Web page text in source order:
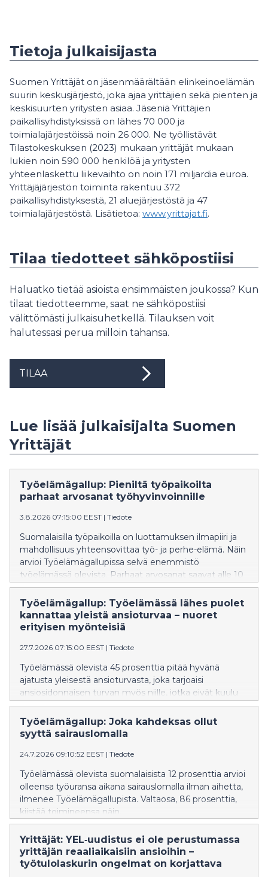
Tietoja julkaisijasta
Suomen Yrittäjät on jäsenmäärältään elinkeinoelämän
suurin keskusjärjestö, joka ajaa yrittäjien sekä pienten ja
keskisuurten yritysten asiaa. Jäseniä Yrittäjien
paikallisyhdistyksissä on lähes 70 000 ja
toimialajärjestöissä noin 26 000. Ne työllistävät
Tilastokeskuksen (2023) mukaan yrittäjät mukaan
lukien noin 590 000 henkilöä ja yritysten
yhteenlaskettu liikevaihto on noin 171 miljardia euroa.
Yrittäjäjärjestön toiminta rakentuu 372
paikallisyhdistyksestä, 21 aluejärjestöstä ja 47
toimialajärjestöstä. Lisätietoa: www.yrittajat.fi.
Tilaa tiedotteet sähköpostiisi
Haluatko tietää asioista ensimmäisten joukossa? Kun
tilaat tiedotteemme, saat ne sähköpostiisi
välittömästi julkaisuhetkellä. Tilauksen voit
halutessasi perua milloin tahansa.
TILAA
Lue lisää julkaisijalta Suomen
Yrittäjät
Työelämägallup: Pieniltä työpaikoilta
parhaat arvosanat työhyvinvoinnille
3.8.2026 07:15:00 EEST | Tiedote
Suomalaisilla työpaikoilla on luottamuksen ilmapiiri ja
mahdollisuus yhteensovittaa työ- ja perhe-elämä. Näin
arvioi Työelämägallupissa selvä enemmistö
työelämässä olevista. Parhaat arvosanat saavat alle 10
hengen työpaikat, joissa perhe-elämän
yhteensovittaminen, tasapuolisuus ja luottamus
arvioidaan korkeiksi. Hyvä työilmapiiri nousee
rahapalkkaa tärkeämmäksi työssä viihtymisen tekijäksi.
Työelämägallup: Työelämässä lähes puolet
kannattaa yleistä ansioturvaa – nuoret
erityisen myönteisiä
27.7.2026 07:15:00 EEST | Tiedote
Työelämässä olevista 45 prosenttia pitää hyvänä
ajatusta yleisestä ansioturvasta, joka tarjoaisi
ansiosidonnaisen turvan myös niille, jotka eivät kuulu
työttömyyskassoihin. ”Nykyinen malli kohtelee
erityisen huonosti hauraimmassa työmarkkina-
asemassa olevia, jotka ovat usein nuoria. Moni myös
väärää käsitystä välttämättä haluta laajalti edes
oikoa”, johtaja Atte Rytkönen-Sandberg Suomen
Yrittäjistä sanoo.
Työelämägallup: Joka kahdeksas ollut
syyttä sairauslomalla
24.7.2026 09:10:52 EEST | Tiedote
Työelämässä olevista suomalaisista 12 prosenttia arvioi
olleensa työuransa aikana sairauslomalla ilman aihetta,
ilmenee Työelämägallupista. Valtaosa, 86 prosenttia,
kiistää toimineensa näin.
Yrittäjät: YEL‑uudistus ei ole perustumassa
yrittäjän reaaliaikaisiin ansioihin –
työtulolaskurin ongelmat on korjattava